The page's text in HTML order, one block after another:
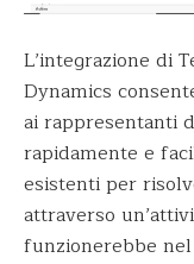
L’integrazione di
Dynamics
ai rappresentanti
rapidamente e
esistenti per
attraverso
funzionerebbe